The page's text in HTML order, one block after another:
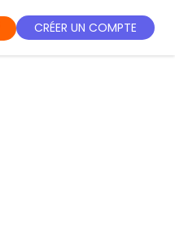
CRÉER UN COMPTE